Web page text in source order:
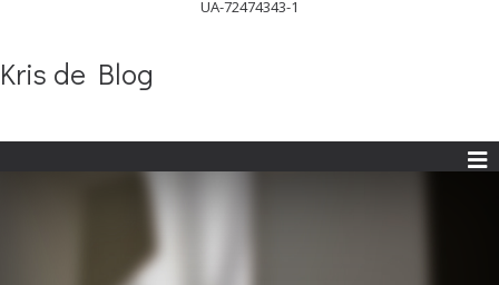
UA-72474343-1
Kris de Blog